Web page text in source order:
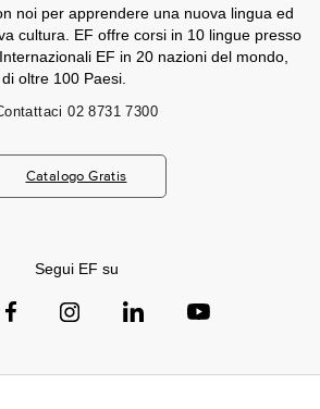
noi per apprendere una nuova lingua ed
cultura. EF offre corsi in 10 lingue presso
EF in 20 nazioni del mondo,
oltre 100 Paesi.
02 8731 7300
Catalogo Gratis
Segui EF su